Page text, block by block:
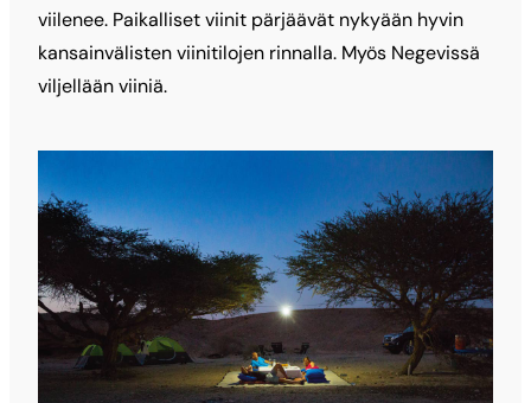
viilenee. Paikalliset viinit pärjäävät nykyään hyvin
kansainvälisten viinitilojen rinnalla. Myös Negevissä
viljellään viiniä.